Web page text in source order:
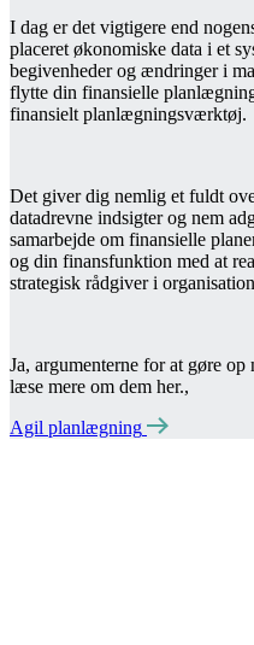
I dag er det vigtigere end
placeret økonomiske data i et
begivenheder og ændringer i
flytte din finansielle
finansielt planlægningsværktøj.
Det giver dig nemlig et fuldt
datadrevne indsigter og nem
samarbejde om finansielle
og din finansfunktion med at
strategisk rådgiver i
Ja, argumenterne for at gøre
læse mere om dem her.,
Agil planlægning